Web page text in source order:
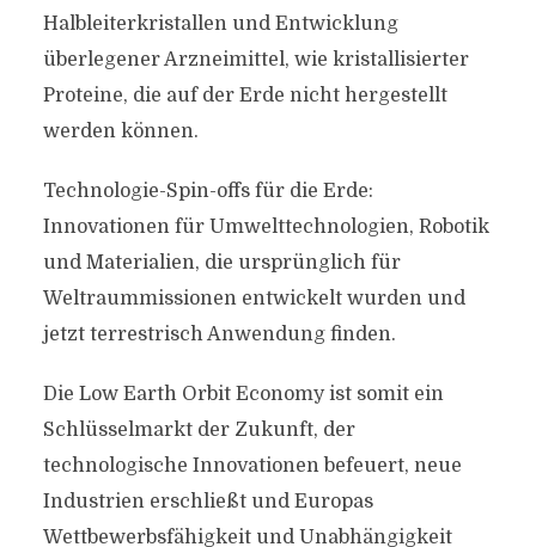
Halbleiterkristallen und Entwicklung
überlegener Arzneimittel, wie kristallisierter
Proteine, die auf der Erde nicht hergestellt
werden können.
Technologie-Spin-offs für die Erde:
Innovationen für Umwelttechnologien, Robotik
und Materialien, die ursprünglich für
Weltraummissionen entwickelt wurden und
jetzt terrestrisch Anwendung finden.
Die Low Earth Orbit Economy ist somit ein
Schlüsselmarkt der Zukunft, der
technologische Innovationen befeuert, neue
Industrien erschließt und Europas
Wettbewerbsfähigkeit und Unabhängigkeit